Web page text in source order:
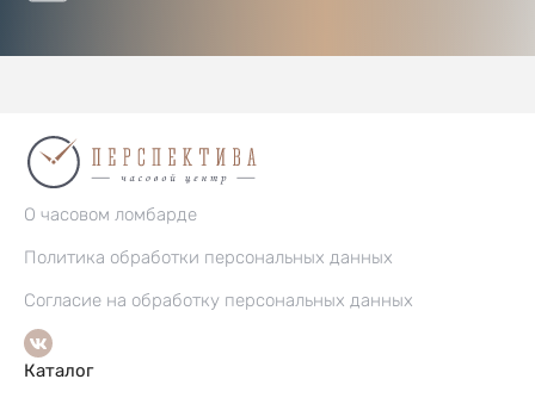
О часовом ломбарде
Политика обработки персональных данных
Согласие на обработку персональных данных
Каталог